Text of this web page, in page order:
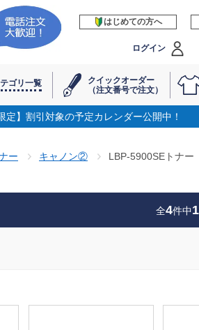
はじめての方へ
ログイン
ゴリ一覧
クイックオーダー
（注文番号で注文）
定】割引対象の予定カレンダー公開中！
ー キャノン② LBP-5900SEトナー
全4件中